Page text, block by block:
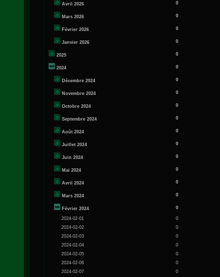
Avril 2026 0
Mars 2026 0
Février 2026 0
Janvier 2026 0
2025 0
2024 0
Décembre 2024 0
Novembre 2024 0
Octobre 2024 0
Septembre 2024 0
Août 2024 0
Juillet 2024 0
Juin 2024 0
Mai 2024 0
Avril 2024 0
Mars 2024 0
Février 2024 0
2024-02-01
0
2024-02-02
0
2024-02-03
0
2024-02-04
0
2024-02-05
0
2024-02-06
0
2024-02-07
0